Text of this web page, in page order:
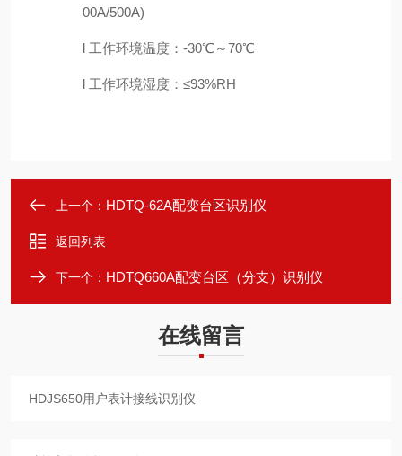
00A/500A)
l 工作环境温度： -30℃ ～70℃
l 工作环境湿度： ≤93%RH
上一个： HDTQ-62A配变台区识别仪
返回列表
下一个： HDTQ660A配变台区（分支）识别仪
在线留言